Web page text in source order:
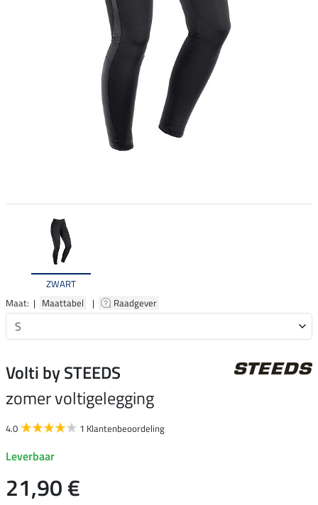
ZWART
Maat: | Maattabel | Raadgever
Volti by STEEDS
zomer voltigelegging
4.0 1 Klantenbeoordeling
Leverbaar
21,90 €